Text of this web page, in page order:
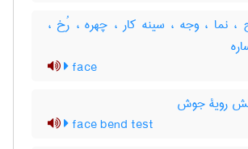
، نما ، وجه ، سینه کار ، چهره ، رُخ ،
face
رویۀ جوش
face bend test